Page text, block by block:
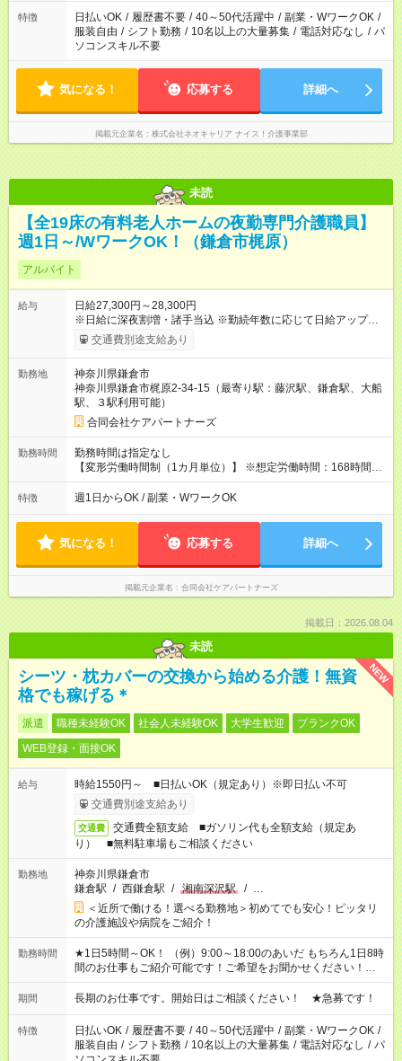
特徴 日払いOK / 履歴書不要 / 40～50代活躍中 / 副業・WワークOK /
服装自由 / シフト勤務 / 10名以上の大量募集 / 電話対応なし / パ
ソコンスキル不要
気になる！ 応募する 詳細へ
掲載元企業名 株式会社ネオキャリア ナイス！介護事業部
未読
【全19床の有料老人ホームの夜勤専門介護職員】
週1日～/WワークOK！（鎌倉市梶原）
アルバイト
給与
日給27,300円～28,300円
※日給に深夜割増・諸手当込 ※勤続年数に応じて日給アップ！
※介護福祉士は28,300円～ \\近隣（藤沢市内）複数施設勤務可能
ならさらに手当支給！// ◎日給に処遇改善手当等の諸手当含みま
社歴に関係なくやる気次第でステップアップできます ◎社員に
登用制度あります ◎試用期間６カ月 （※試用期間の間は日給
500円引き、その他待遇に変化はなし） 【想定月収】（試用期
間後の金額） 【夜勤パート月収モデル】 （月１０回勤務の場
合）２７３，０００円～ （月 ８回勤務の場合）２１８，４０
０円～ 【年齢構成】 20～40代：約５割、50代：約３割、60代
～：約２割の職員が活躍中！ 【試用期間】試用期間あり 試用期
あります。 雇用形態：本採用時と同じです。 給与：日給 26,800
円 ～ 27,800円 金額は資格によって変動 【主な1日の流れ】
16：00 始業、夕食準備、離床介助、食堂への誘導 17：00 日
勤からの申送り、配膳、食事介助（見守り） 17：30 口腔ケ
ア、誘導、臥床介助 18：00 消毒、清掃 19：00 排泄介助、
体位変換、安否確認、記録 21：00 体位変換、安否確認、記録
（120分） 02：00 体位変換、安否確認、記録 04：00 排泄介
導、離床介助 07：00 食事介助（見守り）、誘導、配膳、記録
08：00 口腔ケア、臥床介助、誘導、排泄介助 09：00 日勤帯
へ申送り、清掃、ゴミ捨て 10：00 終業 ※利用者の状況等によ
り業務内容は変化します。 ※基本は終業時間に定時で上がれま
す！ ※試用期間の間は日給500円引き、その他待遇に変化はなし
交通費別途支給あり
勤務地
神奈川県鎌倉市
神奈川県鎌倉市梶原2-34-15（最寄り駅：藤沢駅、鎌倉駅、大船
駅、３駅利用可能）
合同会社ケアパートナーズ
勤務時間
勤務時間は指定なし
【変形労働時間制（1カ月単位）】 ※想定労働時間：168時間以
内／月 ・16:00～翌10:00（内休憩120分） （実働16時間勤務）
◎週1回から勤務可能！ ◎Wワーク可能！！ ◎勤務日は勤務表に
特徴 週1日からOK / 副業・WワークOK
気になる！ 応募する 詳細へ
掲載元企業名 合同会社ケアパートナーズ
掲載日：2026.08.04
未読
NEW
シーツ・枕カバーの交換から始める介護！無資
格でも稼げる＊
派遣 職種未経験OK 社会人未経験OK 大学生歓迎
ブランクOK
WEB登録・面接OK
給与
時給1550円～ ■日払いOK（規定あり）※即日払い不可
交通費別途支給あり
交通費
交通費全額支給 ■ガソリン代も全額支給（規定あ
り） ■無料駐車場もご相談ください
勤務地
神奈川県鎌倉市
鎌倉駅 / 西鎌倉駅 / 湘南深沢駅 / …
＜近所で働ける！選べる勤務地＞初めてでも安心！ピッタリ
の介護施設や病院をご紹介！
勤務時間
★1日5時間～OK！ （例）9:00～18:00のあいだ もちろん1日8時
間のお仕事もご紹介可能です！ご希望をお聞かせください！★家
庭の都合でお休みが必要な場合も遠慮なくご相談ください。 ※
週最低15時間以上の勤務が必要です
期間 長期のお仕事です。開始日はご相談ください！ ★急募です！
特徴 日払いOK / 履歴書不要 / 40～50代活躍中 / 副業・WワークOK /
服装自由 / シフト勤務 / 10名以上の大量募集 / 電話対応なし / パ